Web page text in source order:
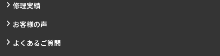
修理実績
お客様の声
よくあるご質問